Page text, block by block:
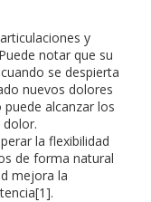
y
notar que su
se despierta
nuevos dolores
alcanzar los
la flexibilidad
de forma natural
mejora la